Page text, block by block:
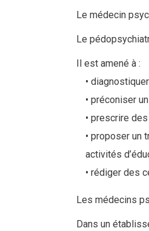
Le médecin
Le
Il est amené à :
préconiser
prescrire
proposer un
activités
rédiger des
Les médecins
Dans un